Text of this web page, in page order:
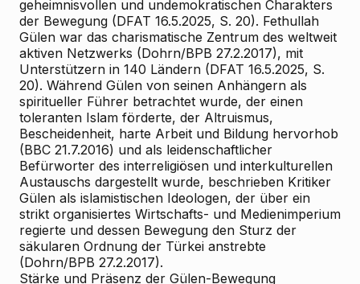
geheimnisvollen und undemokratischen Charakters
der Bewegung (DFAT 16.5.2025, S. 20). Fethullah
Gülen war das charismatische Zentrum des weltweit
aktiven Netzwerks (Dohrn/BPB 27.2.2017), mit
Unterstützern in 140 Ländern (DFAT 16.5.2025, S.
20). Während Gülen von seinen Anhängern als
spiritueller Führer betrachtet wurde, der einen
toleranten Islam förderte, der Altruismus,
Bescheidenheit, harte Arbeit und Bildung hervorhob
(BBC 21.7.2016) und als leidenschaftlicher
Befürworter des interreligiösen und interkulturellen
Austauschs dargestellt wurde, beschrieben Kritiker
Gülen als islamistischen Ideologen, der über ein
strikt organisiertes Wirtschafts- und Medienimperium
regierte und dessen Bewegung den Sturz der
säkularen Ordnung der Türkei anstrebte
(Dohrn/BPB 27.2.2017).
Stärke und Präsenz der Gülen-Bewegung